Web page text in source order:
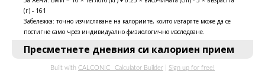
(г) - 161
Забележка: точно изчисляване на калориите, които изгаряте може да се
постигне само чрез индивидуално физиологично изследване.
Пресметнете дневния си калориен прием
Built with CALCONIC_ Calculator Builder Sign up for free!